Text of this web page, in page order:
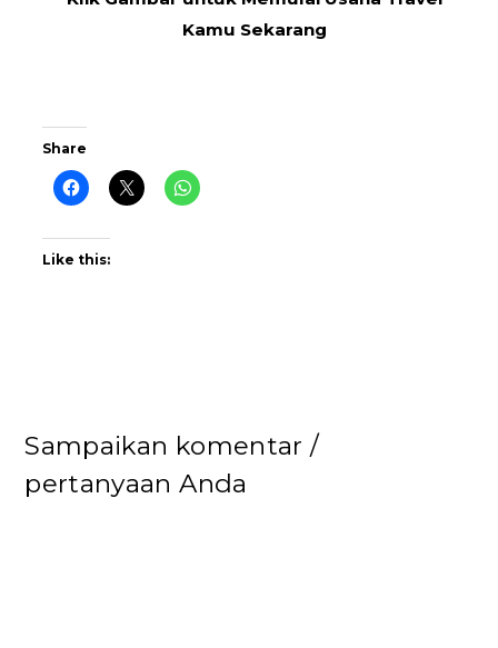
Kamu Sekarang
Share
Like this:
Sampaikan komentar /
pertanyaan Anda